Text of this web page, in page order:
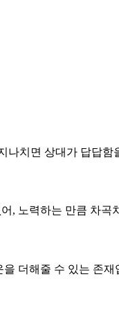
치면 상대가 답답
, 노력하는 만큼 차곡
더해줄 수 있는 존